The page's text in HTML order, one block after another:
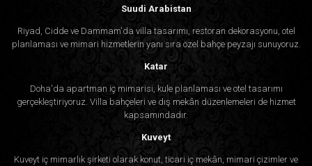
Suudi Arabistan
Riyad, Cidde ve Dammam'da villa tasarımı, restoran dekorasyonu, otel
planlaması ve mimari hizmetlerin yanı sıra özel bahçe peyzajı sunuyoruz.
Katar
Doha'da apartman iç mimarisi, kule planlaması ve otel tasarımı
gerçekleştiriyoruz. Villa bahçeleri ve dış mekân düzenlemeleri de hizmet
kapsamındadır.
Kuveyt
Kuveyt iç mimarlık şirketi olarak konut, ticari iç mekân, mimari çizimler ve